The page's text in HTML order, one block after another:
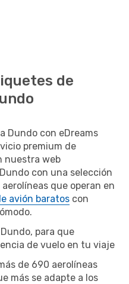
de
Dundo con eDreams
premium de
nuestra web
con una selección
que operan en
avión baratos con
para que
de vuelo en tu viaje
de 690 aerolíneas
más se adapte a los